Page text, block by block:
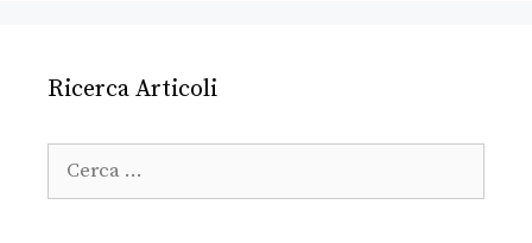
Ricerca Articoli